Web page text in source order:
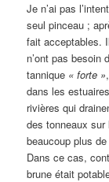
Je n’ai pas
seul pinceau ;
fait acceptables.
n’ont pas besoin
tannique « forte »
dans les
rivières qui
des tonneaux sur
beaucoup plus
Dans ce cas,
brune était